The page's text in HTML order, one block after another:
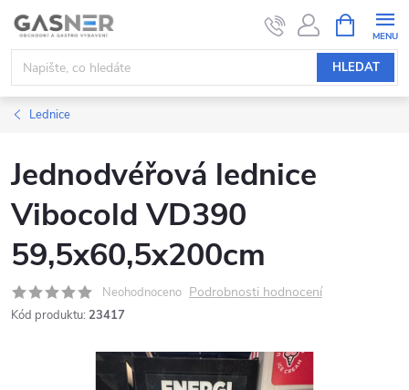
Přejít
obsah
HLEDAT
NÁKUPNÍ
KOŠÍK
Lednice
Jednodvéřová lednice
Vibocold VD390
59,5x60,5x200cm
Neohodnoceno Podrobnosti hodnocení
Kód produktu: 23417